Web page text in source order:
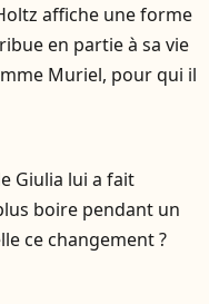
affiche une forme
en partie à sa vie
Muriel, pour qui il
Giulia lui a fait
boire pendant un
ce changement ?